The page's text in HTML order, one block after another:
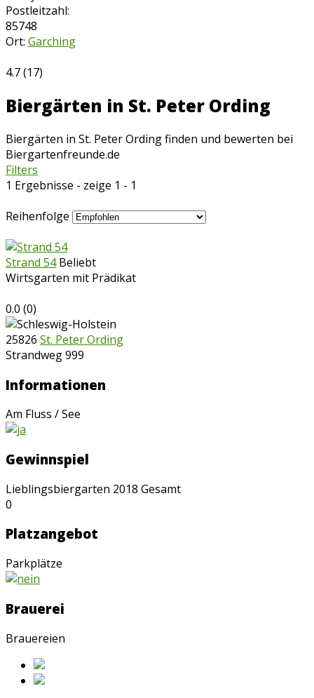
Postleitzahl:
85748
Ort: Garching
4.7(17)
Biergärten in St. Peter Ording
Biergärten in St. Peter Ording finden und bewerten bei
Biergartenfreunde.de
Filters
1 Ergebnisse - zeige 1 - 1
Reihenfolge
Strand 54 Beliebt
Wirtsgarten mit Prädikat
0.0 (0)
25826 St. Peter Ording
Strandweg 999
Informationen
Am Fluss / See
Gewinnspiel
Lieblingsbiergarten 2018 Gesamt
0
Platzangebot
Parkplätze
Brauerei
Brauereien